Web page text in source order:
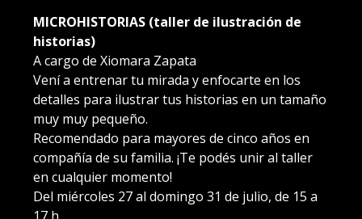
MICROHISTORIAS (taller de ilustración de
historias)
A cargo de Xiomara Zapata
Vení a entrenar tu mirada y enfocarte en los
detalles para ilustrar tus historias en un tamaño
muy muy pequeño.
Recomendado para mayores de cinco años en
compañía de su familia. ¡Te podés unir al taller
en cualquier momento!
Del miércoles 27 al domingo 31 de julio, de 15 a